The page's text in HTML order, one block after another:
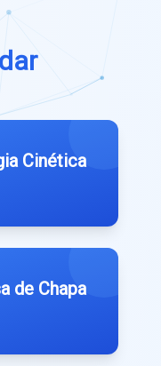
Cinética
de Chapa